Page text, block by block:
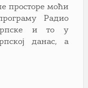
просторе моћи
Радио
Српске и то у
данас, а